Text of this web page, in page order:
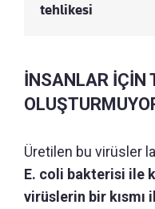
tehlikesi
İNSANLAR İÇİN
Üretilen bu virüsler
E. coli bakterisi ile
virüslerin bir kısmı